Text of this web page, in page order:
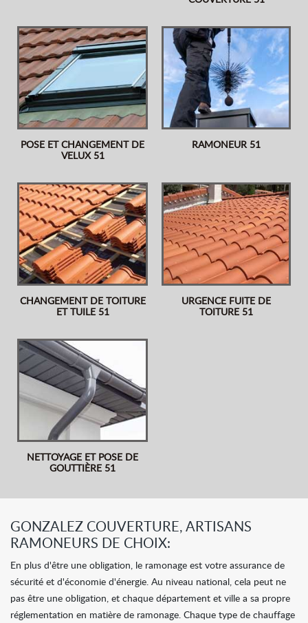
POSE ET CHANGEMENT DE
VELUX 51
RAMONEUR 51
CHANGEMENT DE TOITURE
ET TUILE 51
URGENCE FUITE DE
TOITURE 51
NETTOYAGE ET POSE DE
GOUTTIÈRE 51
GONZALEZ COUVERTURE, ARTISANS
RAMONEURS DE CHOIX:
En plus d'être une obligation, le ramonage est votre assurance de
sécurité et d'économie d'énergie. Au niveau national, cela peut ne
pas être une obligation, et chaque département et ville a sa propre
réglementation en matière de ramonage. Chaque type de chauffage